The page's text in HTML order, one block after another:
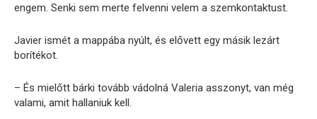
engem. Senki sem merte felvenni velem a szemkontaktust.
Javier ismét a mappába nyúlt, és elővett egy másik lezárt
borítékot.
– És mielőtt bárki tovább vádolná Valeria asszonyt, van még
valami, amit hallaniuk kell.